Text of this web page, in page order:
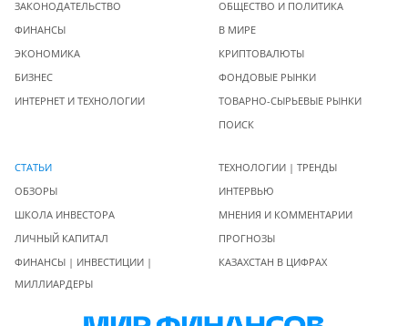
ЗАКОНОДАТЕЛЬСТВО
ФИНАНСЫ
ЭКОНОМИКА
БИЗНЕС
ИНТЕРНЕТ И ТЕХНОЛОГИИ
ОБЩЕСТВО И ПОЛИТИКА
В МИРЕ
КРИПТОВАЛЮТЫ
ФОНДОВЫЕ РЫНКИ
ТОВАРНО-СЫРЬЕВЫЕ РЫНКИ
ПОИСК
СТАТЬИ
ОБЗОРЫ
ШКОЛА ИНВЕСТОРА
ЛИЧНЫЙ КАПИТАЛ
ФИНАНСЫ | ИНВЕСТИЦИИ |
МИЛЛИАРДЕРЫ
ТЕХНОЛОГИИ | ТРЕНДЫ
ИНТЕРВЬЮ
МНЕНИЯ И КОММЕНТАРИИ
ПРОГНОЗЫ
КАЗАХСТАН В ЦИФРАХ